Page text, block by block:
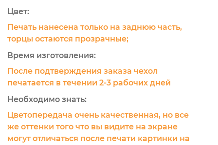
Цвет:
Печать нанесена только на заднюю часть,
торцы остаются прозрачные;
Время изготовления:
После подтверждения заказа чехол
печатается в течении 2-3 рабочих дней
Необходимо знать:
Цветопередача очень качественная, но все
же оттенки того что вы видите на экране
могут отличаться после печати картинки на